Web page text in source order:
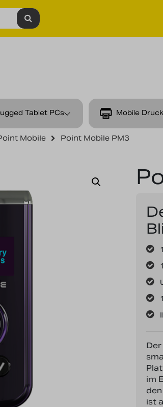
Tablet PCs Mobile
Mobile Point Mobile PM3
Der
im
ist